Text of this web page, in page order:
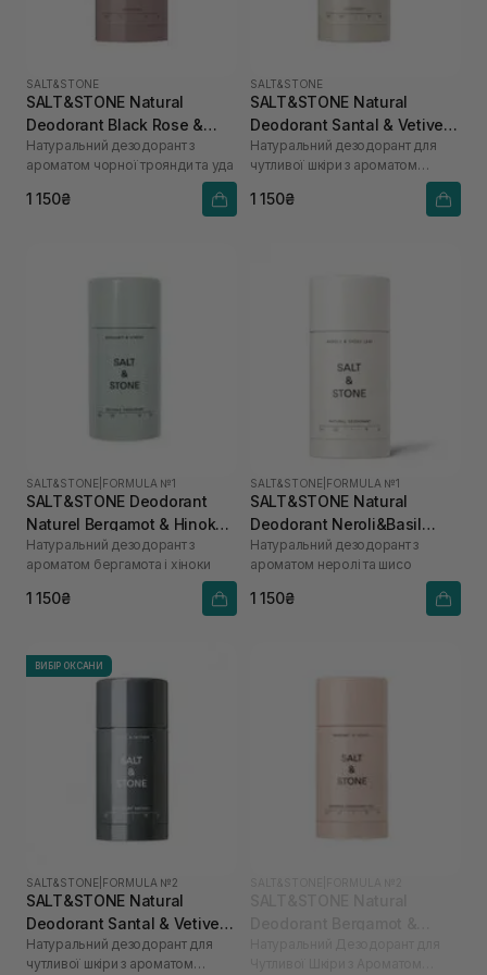
SALT&STONE
SALT&STONE Natural
Deodorant Black Rose &
Oud - Formula Nº 1 75 г
Натуральний дезодорант з
ароматом чорної троянди та уда
1 150₴
SALT&STONE
SALT&STONE Natural
Deodorant Santal & Vetiver
Formula №1 (Sensitive Skin)
75 г
Натуральний дезодорант для
чутливої шкіри з ароматом
ветиверу
1 150₴
SALT&STONE FORMULA №1
SALT&STONE Deodorant
Naturel Bergamot & Hinoka
Formula №1 75 г
Натуральний дезодорант з
ароматом бергамота і хіноки
1 150₴
SALT&STONE FORMULA №1
SALT&STONE Natural
Deodorant Neroli&Basil
Formula №1
Натуральний дезодорант з
ароматом неролі та шисо
1 150₴
ВИБІР ОКСАНИ
SALT&STONE FORMULA №2
SALT&STONE Natural
Deodorant Santal & Vetiver
Formula №2 (Sensitive Skin)
75 г
Натуральний дезодорант для
чутливої шкіри з ароматом